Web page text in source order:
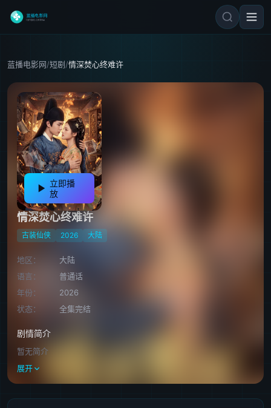
蓝播电影网/短剧/情深焚心终难许
立即播
放
情深焚心终难许
古装仙侠 2026 大陆
地区：
大陆
语言：
普通话
年份：
2026
状态：
全集完结
剧情简介
暂无简介
展开